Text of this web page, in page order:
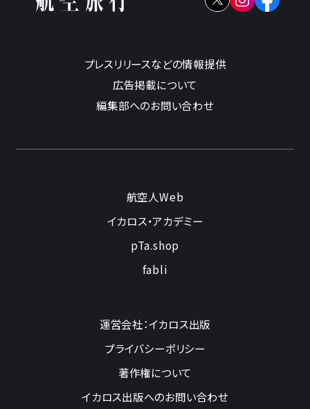
プレスリリースなどの情報提供
広告掲載について
編集部へのお問い合わせ
航空人Web
イカロス・アカデミー
pTa.shop
fabli
運営会社：イカロス出版
プライバシーポリシー
著作権について
イカロス出版へのお問い合わせ